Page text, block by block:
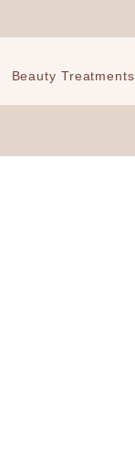
Beauty Treatments